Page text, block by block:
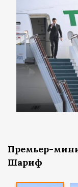
Премьер-
Шариф